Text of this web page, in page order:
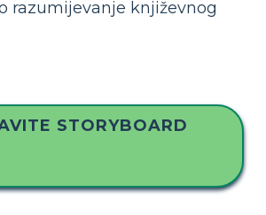
razumijevanje književnog
STORYBOARD